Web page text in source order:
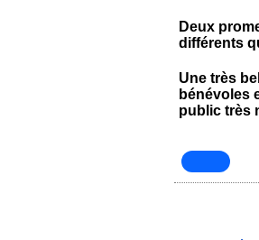
Deux
différents
Une très
bénévoles
public très